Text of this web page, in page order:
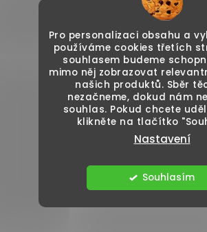
Pro personalizaci obsahu a
používáme cookies třetích
souhlasem budeme
mimo něj zobrazovat
našich produktů. Sběr
nezačneme, dokud nám
souhlas. Pokud chcete
klikněte na tlačítko
Nastavení
Souhlasím